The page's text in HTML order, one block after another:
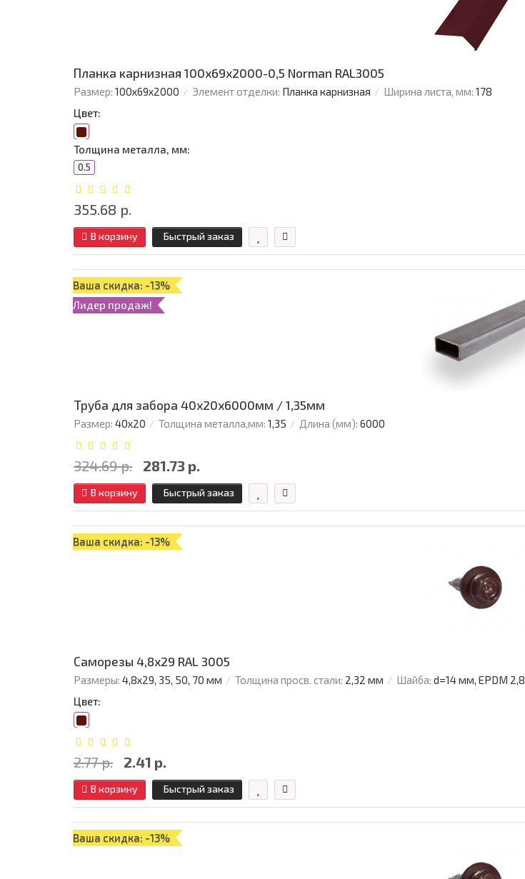
Планка карнизная 100х69х2000-0,5 Norman RAL3005
Размер: 100х69х2000 Элемент отделки: Планка карнизная Ширина листа, мм: 178
Цвет:
Толщина металла, мм:
0.5
355.68 р.
В корзину Быстрый заказ
Ваша скидка: -13%
Лидер продаж!
Труба для забора 40х20x6000мм / 1,35мм
Размер: 40х20 Толщина металла,мм: 1,35 Длина (мм): 6000
324.69 р. 281.73 р.
В корзину Быстрый заказ
Ваша скидка: -13%
Саморезы 4,8х29 RAL 3005
Размеры: 4,8х29, 35, 50, 70 мм Толщина просв. стали: 2,32 мм Шайба: d=14 мм, EPDM 2,8
Цвет:
2.77 р. 2.41 р.
В корзину Быстрый заказ
Ваша скидка: -13%